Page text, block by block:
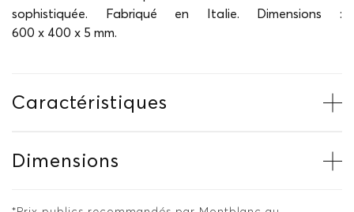
sophistiquée. Fabriqué en Italie. Dimensions :
600 x 400 x 5 mm.
Caractéristiques
Dimensions